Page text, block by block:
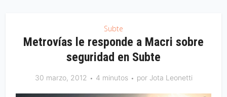
Subte
Metrovías le responde a Macri sobre
seguridad en Subte
30 marzo, 2012 4 minutos por Jota Leonetti